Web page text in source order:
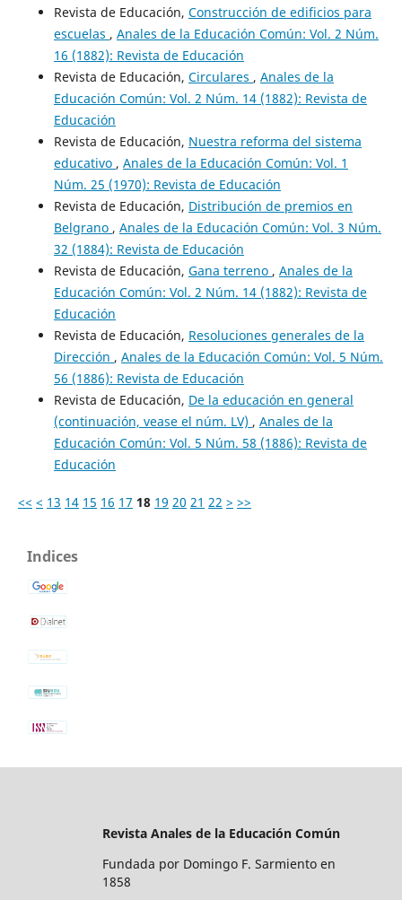
Revista de Educación, Construcción de edificios para
escuelas , Anales de la Educación Común: Vol. 2 Núm.
16 (1882): Revista de Educación
Revista de Educación, Circulares , Anales de la
Educación Común: Vol. 2 Núm. 14 (1882): Revista de
Educación
Revista de Educación, Nuestra reforma del sistema
educativo , Anales de la Educación Común: Vol. 1
Núm. 25 (1970): Revista de Educación
Revista de Educación, Distribución de premios en
Belgrano , Anales de la Educación Común: Vol. 3 Núm.
32 (1884): Revista de Educación
Revista de Educación, Gana terreno , Anales de la
Educación Común: Vol. 2 Núm. 14 (1882): Revista de
Educación
Revista de Educación, Resoluciones generales de la
Dirección , Anales de la Educación Común: Vol. 5 Núm.
56 (1886): Revista de Educación
Revista de Educación, De la educación en general
(continuación, vease el núm. LV) , Anales de la
Educación Común: Vol. 5 Núm. 58 (1886): Revista de
Educación
<< < 13 14 15 16 17 18 19 20 21 22 > >>
Indices
Revista Anales de la Educación Común
Fundada por Domingo F. Sarmiento en
1858